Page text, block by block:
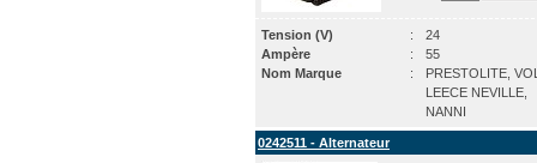
Tension (V) :
24
Ampère
:
55
Nom Marque
:
PRESTOLITE,
LEECE NEVILLE,
NANNI
0242511 - Alternateur